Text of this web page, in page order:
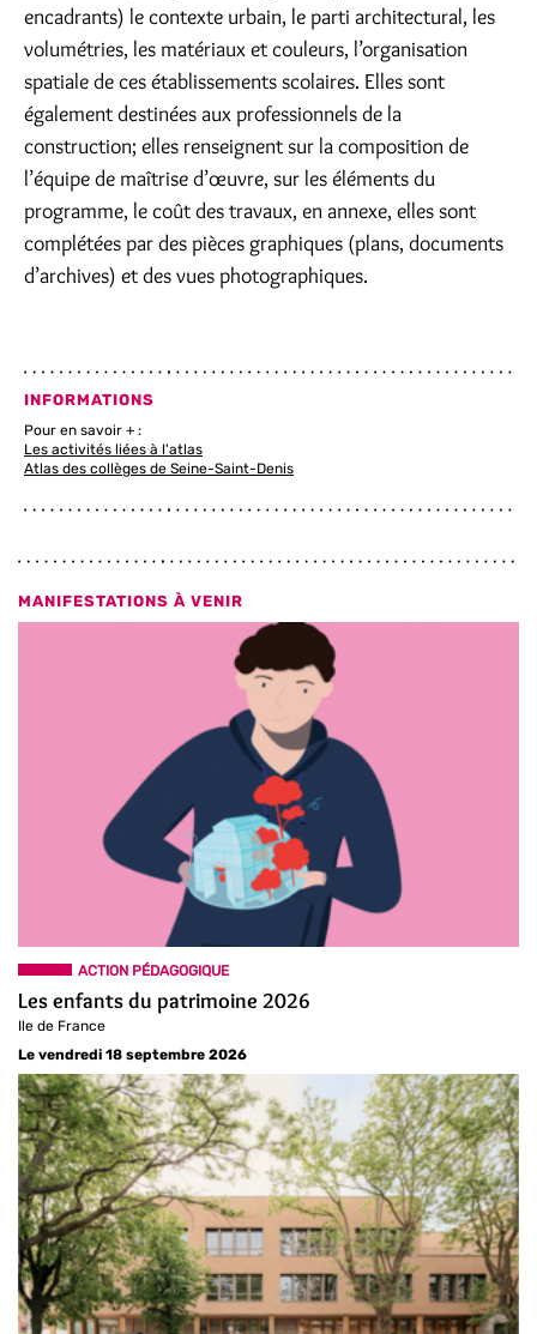
encadrants) le contexte urbain, le parti architectural, les
volumétries, les matériaux et couleurs, l’organisation
spatiale de ces établissements scolaires. Elles sont
également destinées aux professionnels de la
construction; elles renseignent sur la composition de
l’équipe de maîtrise d’œuvre, sur les éléments du
programme, le coût des travaux, en annexe, elles sont
complétées par des pièces graphiques (plans, documents
d’archives) et des vues photographiques.
INFORMATIONS
Pour en savoir + :
Les activités liées à l'atlas
Atlas des collèges de Seine-Saint-Denis
MANIFESTATIONS À VENIR
ACTION PÉDAGOGIQUE
Les enfants du patrimoine 2026
Ile de France
Le vendredi 18 septembre 2026